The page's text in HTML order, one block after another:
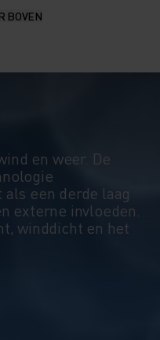
BOVEN
en weer. De
als een derde laag
externe invloeden.
winddicht en het